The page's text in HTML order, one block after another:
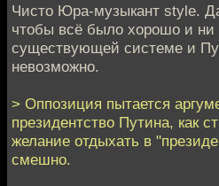
Чисто Юра-музыкант style.
чтобы всё было хорошо и ни
существующей системе и
невозможно.
> Оппозиция пытается
президентство Путина, как
желание отдыхать в
смешно.